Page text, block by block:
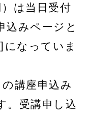
は当日受付
込みページと
なっていま
講座申込み
。受講申し込